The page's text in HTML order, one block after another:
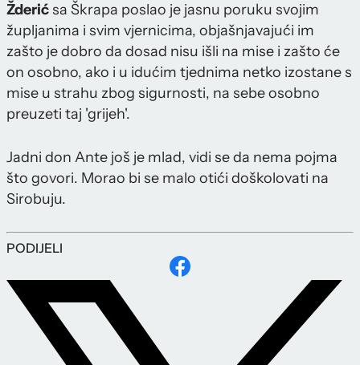
Žderićsa Škrapa poslao je jasnu poruku svojim
župljanima i svim vjernicima, objašnjavajući im
zašto je dobro da dosad nisu išli na mise i zašto će
on osobno, ako i u idućim tjednima netko izostane s
mise u strahu zbog sigurnosti, na sebe osobno
preuzeti taj 'grijeh'.
Jadni don Ante još je mlad, vidi se da nema pojma
što govori. Morao bi se malo otići doškolovati na
Sirobuju.
PODIJELI